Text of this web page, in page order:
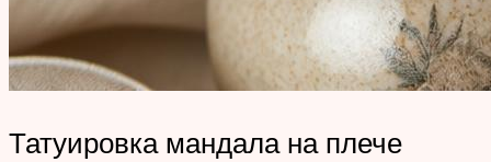
Татуировка мандала на плече